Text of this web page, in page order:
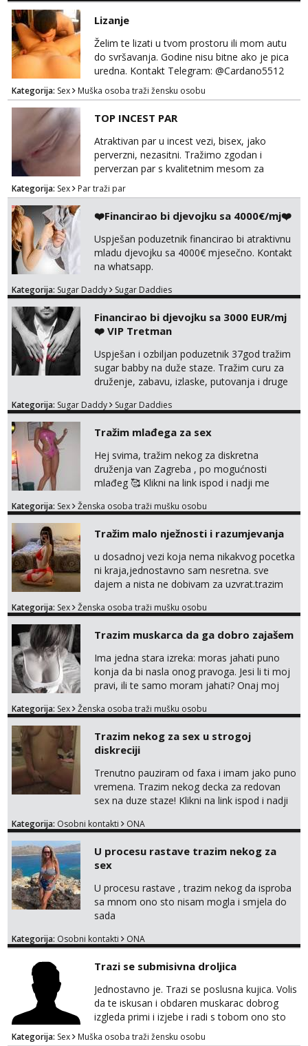
Lizanje
Želim te lizati u tvom prostoru ili mom autu
do svršavanja. Godine nisu bitne ako je pica
uredna. Kontakt Telegram: @Cardano5512
Email: myjohny15@protonmail.com
Kategorija: Sex Muška osoba traži žensku osobu
TOP INCEST PAR
Atraktivan par u incest vezi, bisex, jako
perverzni, nezasitni. Tražimo zgodan i
perverzan par s kvalitetnim mesom za
uživanje u svim vrstama seksa. Diskrecija
obavezna. Samo ozbiljne ponude preko
Whats appa na broj 091 591 3523.
Kategorija: Sex Par traži par
❤️Financirao bi djevojku sa 4000€/mj❤️
Uspješan poduzetnik financirao bi atraktivnu
mladu djevojku sa 4000€ mjesečno. Kontakt
na whatsapp.
Kategorija: Sugar Daddy Sugar Daddies
Financirao bi djevojku sa 3000 EUR/mj
❤️ VIP Tretman
Uspješan i ozbiljan poduzetnik 37god tražim
sugar babby na duže staze. Tražim curu za
druženje, zabavu, izlaske, putovanja i druge
otvorena, komunikativna, zgodna i atraktivna
markodalic37@gmail.com
Kategorija: Sugar Daddy Sugar Daddies
Tražim mlađega za sex
Hej svima, tražim nekog za diskretna
druženja van Zagreba , po mogućnosti
mlađeg 🥰 Klikni na link ispod i nadji me
Kategorija: Sex Ženska osoba traži mušku osobu
Tražim malo nježnosti i razumjevanja
u dosadnoj vezi koja nema nikakvog pocetka
ni kraja,jednostavno sam nesretna. sve
dajem a nista ne dobivam za uzvrat.trazim
trazim puno samo malo njeznosti i
poljupce po tijelu koji me jako
pale,obozavam kad muskarac preuzme
kontrolu . javi se :) Klikni na link ispod i nadji
me tamo, cekam te!
Kategorija: Sex Ženska osoba traži mušku osobu
Trazim muskarca da ga dobro zajašem
Ima jedna stara izreka: moras jahati puno
konja da bi nasla onog pravoga. Jesi li ti moj
pravi, ili te samo moram jahati? Onaj moj
na sexdater link i javi mi se tamo....
Kategorija: Sex Ženska osoba traži mušku osobu
Trazim nekog za sex u strogoj
diskreciji
Trenutno pauziram od faxa i imam jako puno
vremena. Trazim nekog decka za redovan
sex na duze staze! Klikni na link ispod i nadji
Kategorija: Osobni kontakti ONA
U procesu rastave trazim nekog za
sex
U procesu rastave , trazim nekog da isproba
sa mnom ono sto nisam mogla i smjela do
sada
Kategorija: Osobni kontakti ONA
Trazi se submisivna droljica
Jednostavno je. Trazi se poslusna kujica. Volis
da te iskusan i obdaren muskarac dobrog
izgleda primi i izjebe i radi s tobom ono sto
on zeli raditi. Cura si van okvira,kinky i
Kategorija: Sex Muška osoba traži žensku osobu